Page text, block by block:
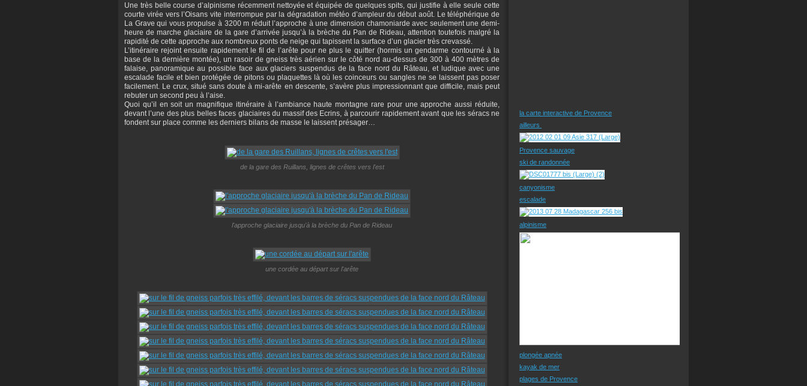
Une très belle course d’alpinisme récemment nettoyée et équipée de quelques spits, qui justifie à elle seule cette
courte virée vers l’Oisans vite interrompue par la dégradation météo d’ampleur du début août. Le téléphérique de
La Grave qui vous propulse à 3200 m réduit l’approche à une dimension chamoniarde avec seulement une demi-
heure de marche glaciaire de la gare d’arrivée jusqu’à la brèche du Pan de Rideau, attention toutefois malgré la
rapidité de cette approche aux nombreux ponts de neige qui tapissent la surface d’un glacier très crevassé.
L’itinéraire rejoint ensuite rapidement le fil de l’arête pour ne plus le quitter (hormis un gendarme contourné à la
base de la dernière montée), un rasoir de gneiss très aérien sur le côté nord au-dessus de 300 à 400 mètres de
falaise, panoramique au possible face aux glaciers suspendus de la face nord du Râteau, et ludique avec une
escalade facile et bien protégée de pitons ou plaquettes là où les coinceurs ou sangles ne se laissent pas poser
facilement. Le crux, situé sans doute à mi-arête en descente, s’avère plus impressionnant que difficile, mais peut
rebuter un second peu à l’aise.
Quoi qu’il en soit un magnifique itinéraire à l’ambiance haute montagne rare pour une approche aussi réduite,
devant l’une des plus belles faces glaciaires du massif des Ecrins, à parcourir rapidement avant que les séracs ne
fondent sur place comme les derniers bilans de masse le laissent présager…
de la gare des Ruillans, lignes de crêtes vers l'est
l'approche glaciaire jusqu'à la brèche du Pan de Rideau
une cordée au départ sur l'arête
la carte interactive de Provence
ailleurs
Provence sauvage
ski de randonnée
canyonisme
escalade
alpinisme
plongée apnée
kayak de mer
plages de Provence